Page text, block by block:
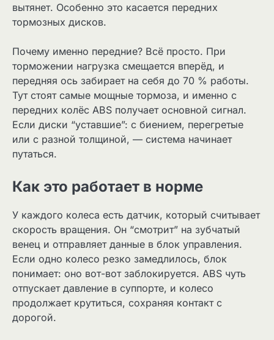
вытянет. Особенно это касается передних
тормозных дисков.
Почему именно передние? Всё просто. При
торможении нагрузка смещается вперёд, и
передняя ось забирает на себя до 70 % работы.
Тут стоят самые мощные тормоза, и именно с
передних колёс ABS получает основной сигнал.
Если диски “уставшие”: с биением, перегретые
или с разной толщиной, — система начинает
путаться.
Как это работает в норме
У каждого колеса есть датчик, который считывает
скорость вращения. Он “смотрит” на зубчатый
венец и отправляет данные в блок управления.
Если одно колесо резко замедлилось, блок
понимает: оно вот-вот заблокируется. ABS чуть
отпускает давление в суппорте, и колесо
продолжает крутиться, сохраняя контакт с
дорогой.